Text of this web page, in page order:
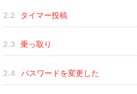
2.2 タイマー投稿
2.3 乗っ取り
2.4 パスワードを変更した